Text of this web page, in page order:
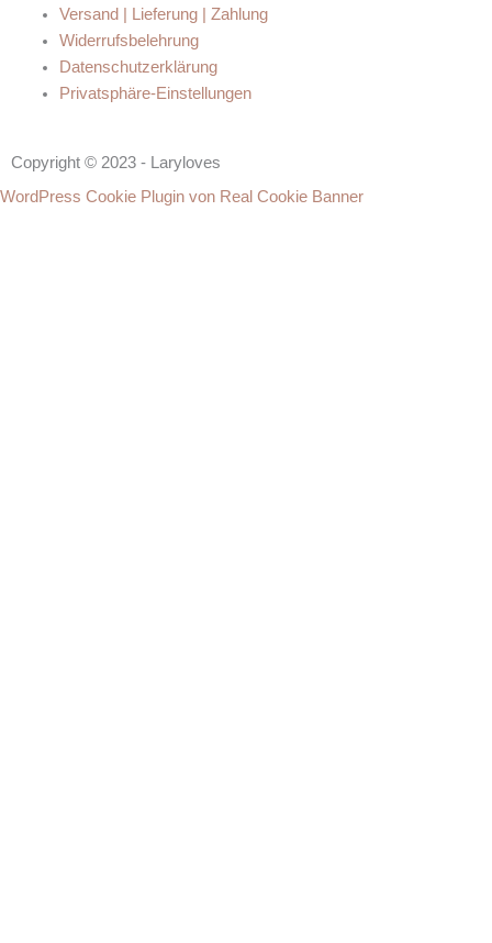
Versand | Lieferung | Zahlung
Widerrufsbelehrung
Datenschutzerklärung
Privatsphäre-Einstellungen
Copyright © 2023 - Laryloves
WordPress Cookie Plugin von Real Cookie Banner